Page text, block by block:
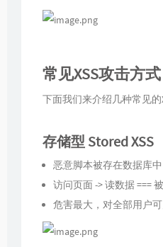
常见XSS攻击方式
下面我们来介绍几种常见的
存储型 Stored XSS
恶意脚本被存在数据库中
访问页面 -> 读数据 ===
危害最大，对全部用户